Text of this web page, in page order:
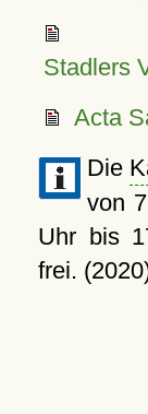
Stadlers
Acta
Die
von
Uhr bis
frei.